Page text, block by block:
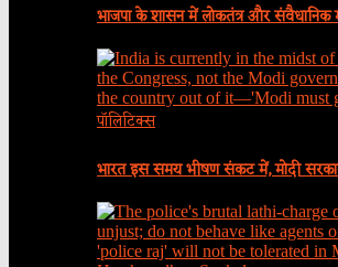
भाजपा के शासन में लोकतंत्र और संवैधानिक
पॉलिटिक्स
भारत इस समय भीषण संकट में, मोदी